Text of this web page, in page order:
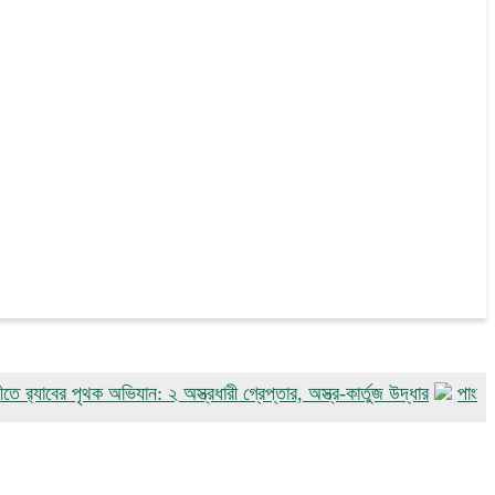
পৃথক অভিযান: ২ অস্ত্রধারী গ্রেপ্তার, অস্ত্র-কার্তুজ উদ্ধার
পাংশায়